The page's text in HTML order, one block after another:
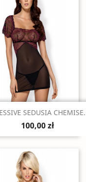
Szybki podgląd
SEDUSIA
100,00 zł